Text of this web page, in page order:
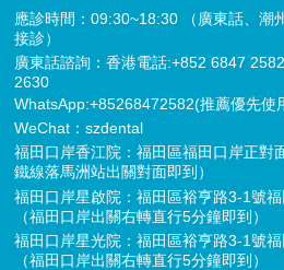
應診時間：09:30~18:30 （廣東話、潮
接診）
廣東話諮詢：香港電話:+852 6847
2630
WhatsApp:+85268472582(推薦優先使
WeChat：szdental
福田口岸香江院：福田區福田口岸正對
鐵線落馬洲站出關對面即到）
福田口岸星啟院：福田區裕亨路3-1號
（福田口岸出關右轉直行5分鐘即到）
福田口岸星光院：福田區裕亨路3-1號
（福田口岸出關右轉直行5分鐘即到）